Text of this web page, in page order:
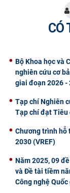
CÓ
Bộ Khoa học và
nghiên cứu cơ
giai đoạn 2026 -
Tạp chí Nghiên
Tạp chí đạt Tiêu
Chương trình hỗ
2030 (VREF)
Năm 2025, 09
và Đề tài tiềm
Công nghệ Quốc